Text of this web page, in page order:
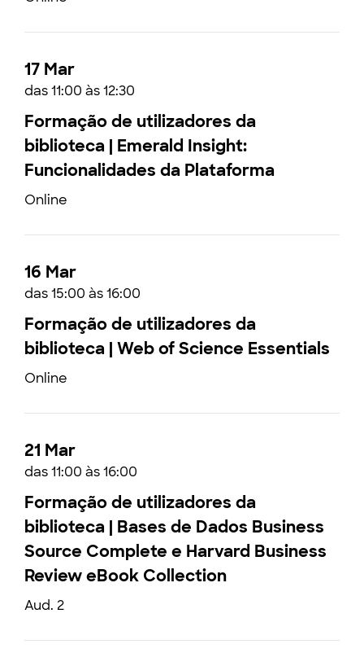
17 Mar
das 11:00 às 12:30
Formação de utilizadores da
biblioteca | Emerald Insight:
Funcionalidades da Plataforma
Online
16 Mar
das 15:00 às 16:00
Formação de utilizadores da
biblioteca | Web of Science Essentials
Online
21 Mar
das 11:00 às 16:00
Formação de utilizadores da
biblioteca | Bases de Dados Business
Source Complete e Harvard Business
Review eBook Collection
Aud. 2